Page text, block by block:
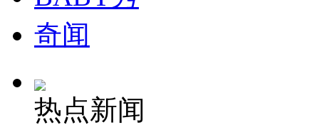
奇闻
热点新闻